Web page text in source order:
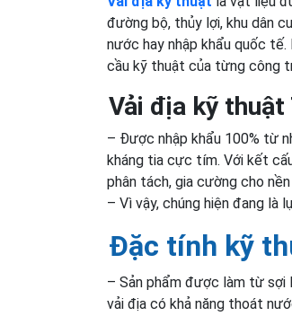
đường bộ, thủy lợi, khu dân
nước hay nhập khẩu quốc
cầu kỹ thuật của từng công
Vải địa kỹ thuật
– Được nhập khẩu 100% từ
kháng tia cực tím. Với kết
phân tách, gia cường cho
– Vì vậy, chúng hiện đang là
Đặc tính kỹ
– Sản phẩm được làm từ sợi
vải địa có khả năng thoát